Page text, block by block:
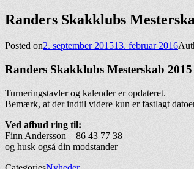
Randers Skakklubs
Posted on2. september 201513. februar 2016
Randers Skakklubs Mesterskab
Turneringstavler og kalender er opdateret.
Bemærk, at der indtil videre kun er fastlagt
Ved afbud ring til:
Finn Andersson – 86 43 77 38
og husk også din modstander